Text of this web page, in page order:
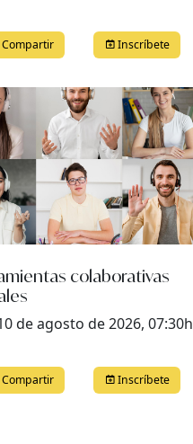
Compartir Inscríbete
colaborativas
de agosto de 2026, 07:30h
Compartir Inscríbete